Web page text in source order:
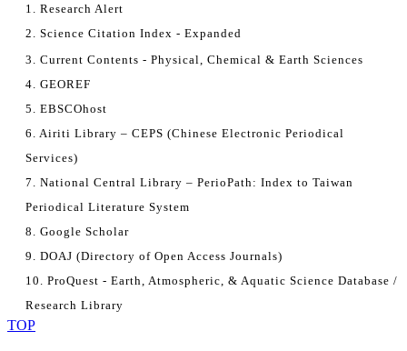
1. Research Alert
2. Science Citation Index - Expanded
3. Current Contents - Physical, Chemical & Earth Sciences
4. GEOREF
5. EBSCOhost
6. Airiti Library – CEPS (Chinese Electronic Periodical
Services)
7. National Central Library – PerioPath: Index to Taiwan
Periodical Literature System
8. Google Scholar
9. DOAJ (Directory of Open Access Journals)
10. ProQuest - Earth, Atmospheric, & Aquatic Science Database /
Research Library
TOP